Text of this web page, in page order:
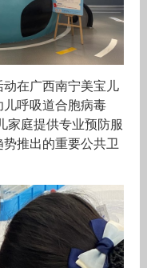
动在广西南宁美宝儿
儿呼吸道合胞病毒
家庭提供专业预防服
推出的重要公共卫